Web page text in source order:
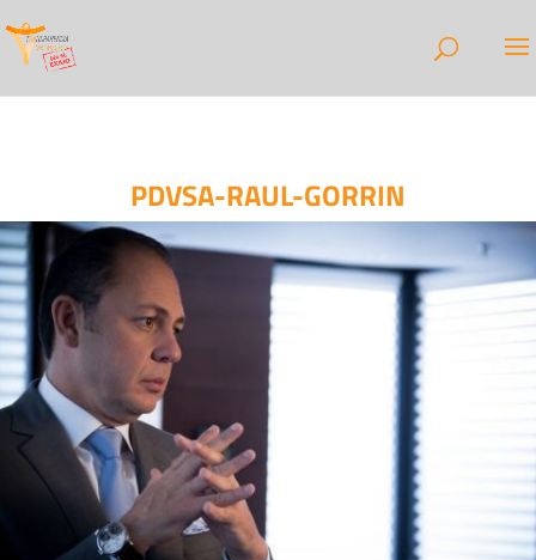
PDVSA-RAUL-GORRIN